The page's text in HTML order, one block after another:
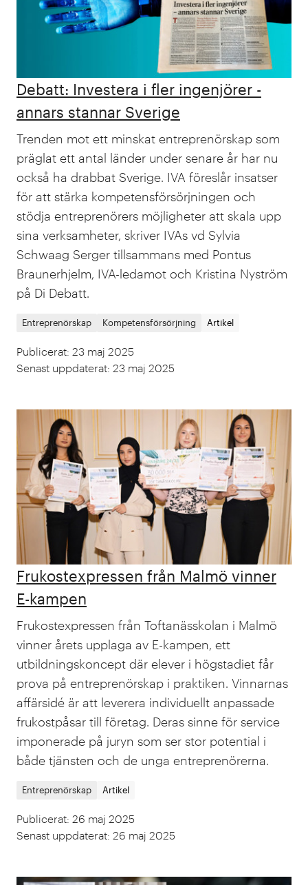
Debatt: Investera i fler ingenjörer -
annars stannar Sverige
Trenden mot ett minskat entreprenörskap som
präglat ett antal länder under senare år har nu
också ha drabbat Sverige. IVA föreslår insatser
för att stärka kompetensförsörjningen och
stödja entreprenörers möjligheter att skala upp
sina verksamheter, skriver IVAs vd Sylvia
Schwaag Serger tillsammans med Pontus
Braunerhjelm, IVA-ledamot och Kristina Nyström
på Di Debatt.
Entreprenörskap Kompetensförsörjning Artikel
Publicerat: 23 maj 2025
Senast uppdaterat: 23 maj 2025
Frukostexpressen från Malmö vinner
E-kampen
Frukostexpressen från Toftanässkolan i Malmö
vinner årets upplaga av E-kampen, ett
utbildningskoncept där elever i högstadiet får
prova på entreprenörskap i praktiken. Vinnarnas
affärsidé är att leverera individuellt anpassade
frukostpåsar till företag. Deras sinne för service
imponerade på juryn som ser stor potential i
både tjänsten och de unga entreprenörerna.
Entreprenörskap Artikel
Publicerat: 26 maj 2025
Senast uppdaterat: 26 maj 2025